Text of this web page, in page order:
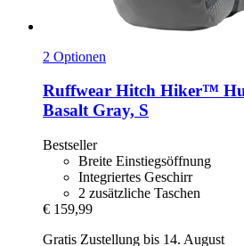
2 Optionen
Ruffwear Hitch Hiker™
Basalt Gray, S
Bestseller
Breite Einstiegsöffnung
Integriertes Geschirr
2 zusätzliche Taschen
€ 159,99
Gratis Zustellung bis 14. August